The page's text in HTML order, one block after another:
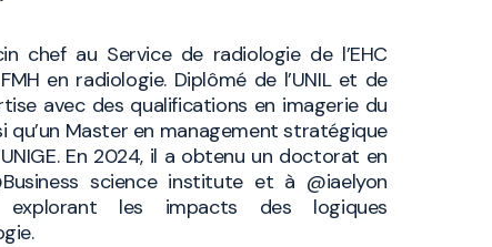
chef au Service de radiologie de l’EHC
en radiologie. Diplômé de l’UNIL et de
avec des qualifications en imagerie du
Master en management stratégique
En 2024, il a obtenu un doctorat en
science institute et à @iaelyon
explorant les impacts des logiques